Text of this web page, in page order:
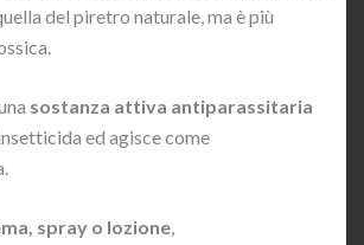
del piretro naturale, ma è più
sostanza attiva antiparassitaria
ed agisce come
spray o lozione,